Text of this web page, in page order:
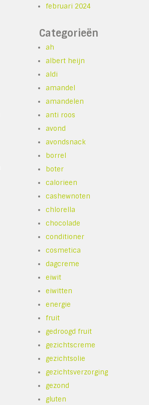
februari 2024
Categorieën
ah
albert heijn
aldi
amandel
amandelen
anti roos
avond
avondsnack
borrel
boter
calorieen
cashewnoten
chlorella
chocolade
conditioner
cosmetica
dagcreme
eiwit
eiwitten
energie
fruit
gedroogd fruit
gezichtscreme
gezichtsolie
gezichtsverzorging
gezond
gluten